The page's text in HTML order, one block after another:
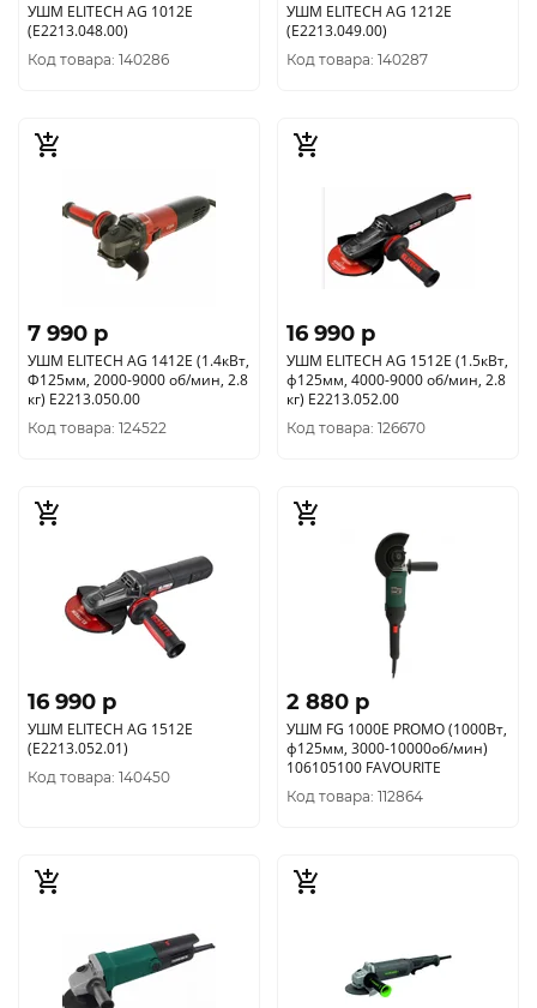
УШМ ELITECH AG 1012E
(E2213.048.00)
Код товара: 140286
УШМ ELITECH AG 1212E
(E2213.049.00)
Код товара: 140287
7 990 p
УШМ ELITECH AG 1412E (1.4кВт,
Ф125мм, 2000-9000 об/мин, 2.8
кг) E2213.050.00
Код товара: 124522
16 990 p
УШМ ELITECH AG 1512E (1.5кВт,
ф125мм, 4000-9000 об/мин, 2.8
кг) E2213.052.00
Код товара: 126670
16 990 p
УШМ ELITECH AG 1512E
(E2213.052.01)
Код товара: 140450
2 880 p
УШМ FG 1000E PROMO (1000Вт,
ф125мм, 3000-10000об/мин)
106105100 FAVOURITE
Код товара: 112864